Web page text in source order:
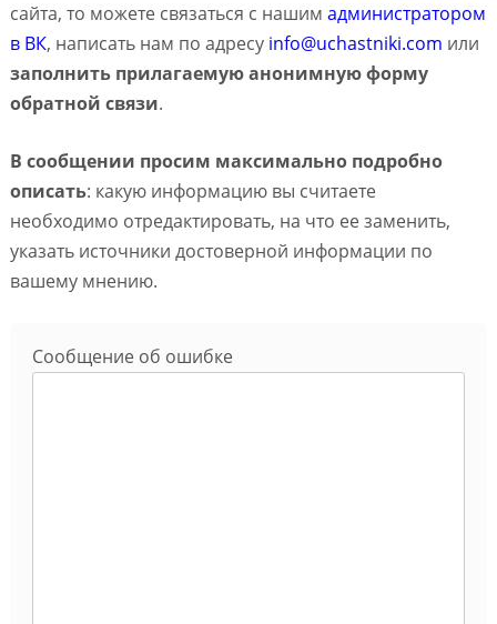
сайта, то можете связаться с нашим администратором
в ВК, написать нам по адресу info@uchastniki.com или
заполнить прилагаемую анонимную форму
обратной связи.
В сообщении просим максимально подробно
описать: какую информацию вы считаете
необходимо отредактировать, на что ее заменить,
указать источники достоверной информации по
вашему мнению.
Сообщение об ошибке